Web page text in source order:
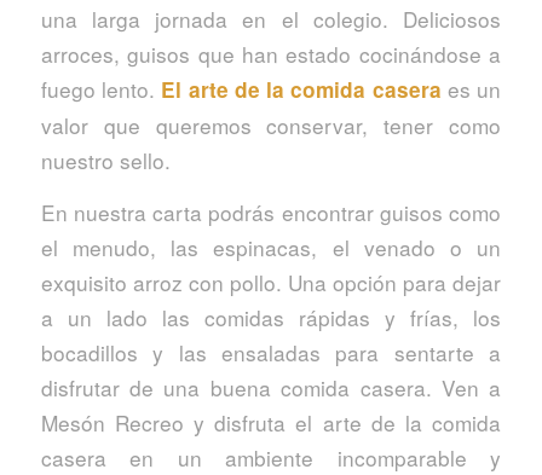
una larga jornada en el colegio. Deliciosos
arroces, guisos que han estado cocinándose a
fuego lento. El arte de la comida casera es un
valor que queremos conservar, tener como
nuestro sello.
En nuestra carta podrás encontrar guisos como
el menudo, las espinacas, el venado o un
exquisito arroz con pollo. Una opción para dejar
a un lado las comidas rápidas y frías, los
bocadillos y las ensaladas para sentarte a
disfrutar de una buena comida casera. Ven a
Mesón Recreo y disfruta el arte de la comida
casera en un ambiente incomparable y